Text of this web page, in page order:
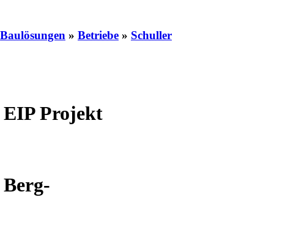
Baulösungen » Betriebe » Schuller
EIP Projekt
Berg-